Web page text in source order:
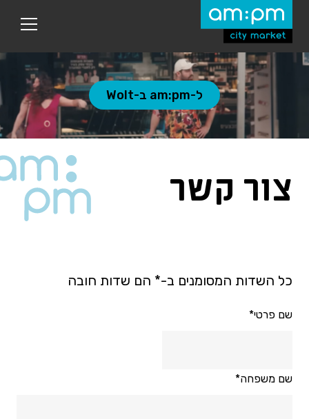
לתוכן
הראשי
ל-am:pm ב-Wolt
צור קשר
כל השדות המסומנים ב-* הם שדות חובה
שם פרטי*
שם משפחה*